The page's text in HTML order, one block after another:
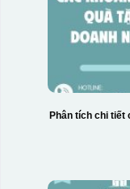
Phân tích chi tiết